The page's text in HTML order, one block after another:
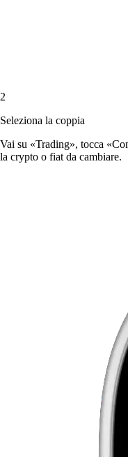
2
Seleziona la coppia
Vai su «Trading», tocca
la crypto o fiat da cambiare.